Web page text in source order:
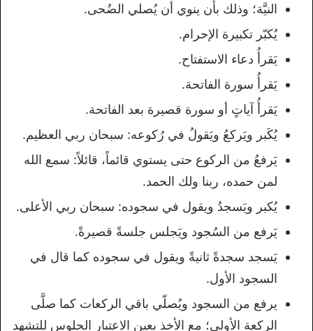
النيَّة؛ وذلك بأن ينوي أن يُصلي الضُحى.
يُكبّر تكبيرة الإحرام.
يَقرأُ دعاء الاستفتاح.
يَقرأُ سورة الفاتحة.
يَقرأُ آياتٍ أو سورة قصيرة بعد الفاتحة.
يُكَبر ويَركعُ ويَقولُ في رُكوعه: سبحان ربي العظيم.
يَرفعُ من الركوع حتى يستوي قائماً، قائلاً: سمع الله
لمن حمده، ربنا ولك الحمد.
يُكبر ويَسجدُ ويقول في سجوده: سبحان ربي الأعلى.
يَرفع من السُجود ويَجلس جلسةً قصيرةً.
يَسجد سجدةً ثانيةً ويقول في سجوده كما قال في
السجود الأول.
يرفع من السجود ويُصلّي باقي الركعات كما صلَّى
الركعة الأولى؛ مع الأخذ بعين الاعتبار الجلوس للتشهد